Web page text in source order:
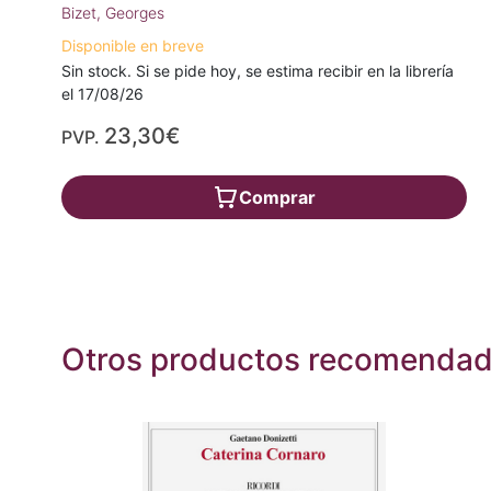
Bizet, Georges
Disponible en breve
Sin stock. Si se pide hoy, se estima recibir en la librería
el 17/08/26
PVP. 23,30€
Comprar
Otros productos